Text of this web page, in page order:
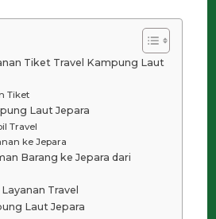
Tiket Travel Kampung Laut
Tiket
Laut Jepara
Travel
ke Jepara
Barang ke Jepara dari
Travel
Laut Jepara